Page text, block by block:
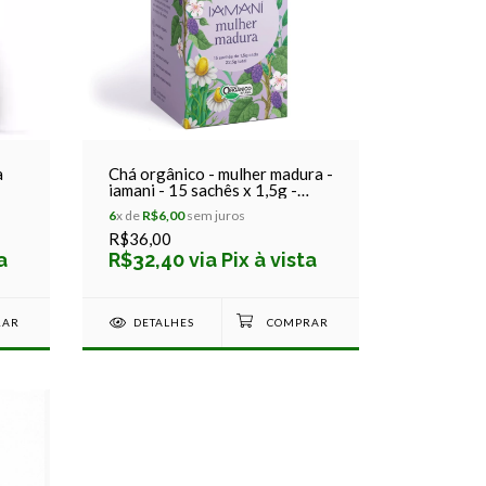
Chá orgânico - mulher madura -
iamani - 15 sachês x 1,5g -
22,5g
6x de R$6,00sem juros
R$36,00
R$32,40 via Pix à vista
DETALHES